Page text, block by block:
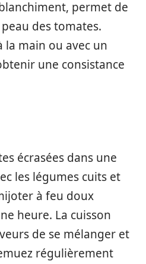
permet de
des tomates.
la main ou avec un
une consistance
écrasées dans une
les légumes cuits et
à feu doux
heure. La cuisson
de se mélanger et
régulièrement